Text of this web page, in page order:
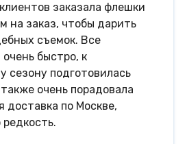
заказала флешки
на заказ, чтобы дарить
съемок. Все
быстро, к
сезону подготовилась
очень порадовала
доставка по Москве,
редкость.